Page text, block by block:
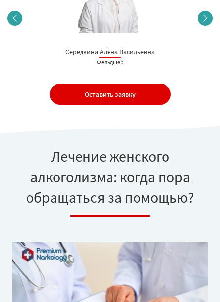
Середкина Алёна Васильевна
Фельдшер
Оставить заявку
Лечение женского
алкоголизма: когда пора
обращаться за помощью?